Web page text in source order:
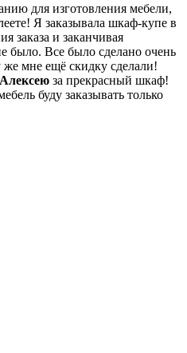
для изготовления мебели,
Я заказывала шкаф-купе в
заказа и заканчивая
было. Все было сделано очень
мне ещё скидку сделали!
Алексею за прекрасный шкаф!
буду заказывать только